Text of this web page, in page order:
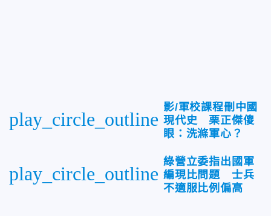
play_circle_outline
影/軍校課程刪中國
現代史 栗正傑傻
眼：洗滌軍心？
play_circle_outline
綠營立委指出國軍
編現比問題 士兵
不適服比例偏高